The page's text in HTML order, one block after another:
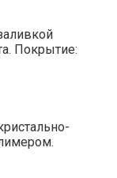
Покрытие: